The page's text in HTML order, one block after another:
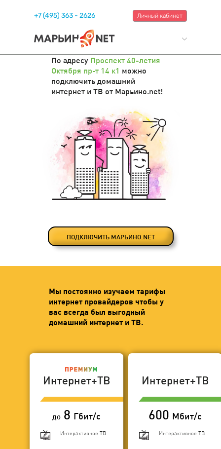
+7 (495) 363 - 2626 Личный кабинет
По адресу Проспект 40-летия
Октября пр-т 14 к1 можно
подключить домашний
интернет и ТВ от Марьино.net!
ПОДКЛЮЧИТЬ МАРЬИНО.NET
Мы постоянно изучаем тарифы
интернет провайдеров чтобы у
вас всегда был выгодный
домашний интернет и ТВ.
Интернет+ТВ
до 8 Гбит/с
Интерактивное ТВ
Интернет+ТВ
600 Мбит/с
Интерактивное ТВ